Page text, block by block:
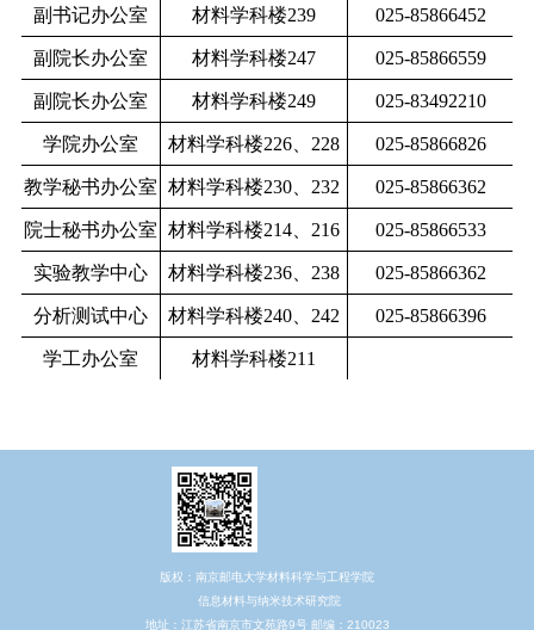
副书记办公室 材料学科楼239 025-85866452
副院长办公室 材料学科楼247 025-85866559
副院长办公室 材料学科楼249 025-83492210
学院办公室 材料学科楼226、228 025-85866826
教学秘书办公室 材料学科楼230、232 025-85866362
院士秘书办公室 材料学科楼214、216 025-85866533
实验教学中心 材料学科楼236、238 025-85866362
分析测试中心 材料学科楼240、242 025-85866396
学工办公室 材料学科楼211
版权：南京邮电大学材料科学与工程学院
信息材料与纳米技术研究院
地址：江苏省南京市文苑路9号 邮编：210023